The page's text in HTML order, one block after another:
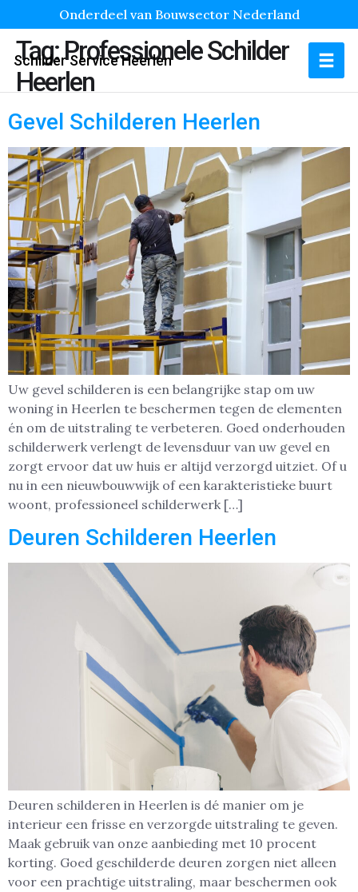
Onderdeel van Bouwsector Nederland
Schilder Service Heerlen
Tag:Professionele Schilder
Heerlen
Gevel Schilderen Heerlen
Uw gevel schilderen is een belangrijke stap om uw
woning in Heerlen te beschermen tegen de elementen
én om de uitstraling te verbeteren. Goed onderhouden
schilderwerk verlengt de levensduur van uw gevel en
zorgt ervoor dat uw huis er altijd verzorgd uitziet. Of u
nu in een nieuwbouwwijk of een karakteristieke buurt
woont, professioneel schilderwerk […]
Deuren Schilderen Heerlen
Deuren schilderen in Heerlen is dé manier om je
interieur een frisse en verzorgde uitstraling te geven.
Maak gebruik van onze aanbieding met 10 procent
korting. Goed geschilderde deuren zorgen niet alleen
voor een prachtige uitstraling, maar beschermen ook